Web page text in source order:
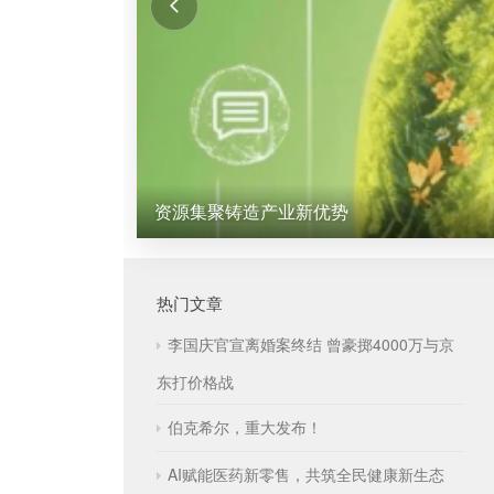
资源集聚铸造产业新优势
热门文章
李国庆官宣离婚案终结 曾豪掷4000万与京
东打价格战
伯克希尔，重大发布！
AI赋能医药新零售，共筑全民健康新生态